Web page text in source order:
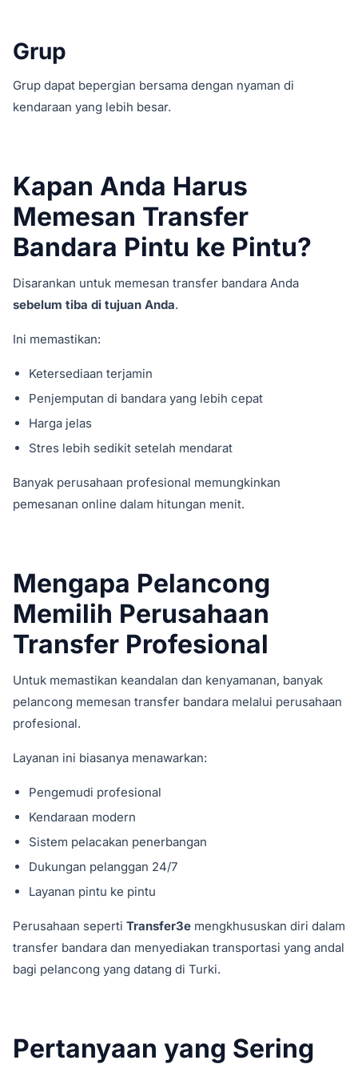
Grup
Grup dapat bepergian bersama dengan nyaman di
kendaraan yang lebih besar.
Kapan Anda Harus
Memesan Transfer
Bandara Pintu ke Pintu?
Disarankan untuk memesan transfer bandara Anda
sebelum tiba di tujuan Anda.
Ini memastikan:
Ketersediaan terjamin
Penjemputan di bandara yang lebih cepat
Harga jelas
Stres lebih sedikit setelah mendarat
Banyak perusahaan profesional memungkinkan
pemesanan online dalam hitungan menit.
Mengapa Pelancong
Memilih Perusahaan
Transfer Profesional
Untuk memastikan keandalan dan kenyamanan, banyak
pelancong memesan transfer bandara melalui perusahaan
profesional.
Layanan ini biasanya menawarkan:
Pengemudi profesional
Kendaraan modern
Sistem pelacakan penerbangan
Dukungan pelanggan 24/7
Layanan pintu ke pintu
Perusahaan seperti Transfer3e mengkhususkan diri dalam
transfer bandara dan menyediakan transportasi yang andal
bagi pelancong yang datang di Turki.
Pertanyaan yang Sering